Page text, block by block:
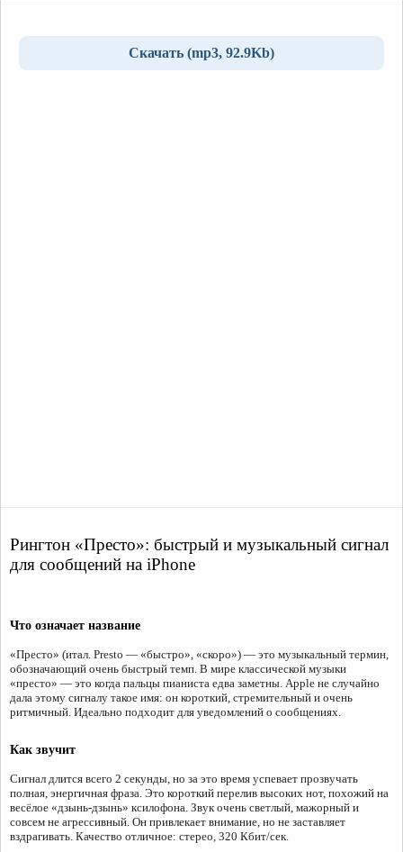
Скачать (mp3, 92.9Kb)
Рингтон «Престо»: быстрый и музыкальный сигнал
для сообщений на iPhone
Что означает название
«Престо» (итал. Presto — «быстро», «скоро») — это музыкальный термин,
обозначающий очень быстрый темп. В мире классической музыки
«престо» — это когда пальцы пианиста едва заметны. Apple не случайно
дала этому сигналу такое имя: он короткий, стремительный и очень
ритмичный. Идеально подходит для уведомлений о сообщениях.
Как звучит
Сигнал длится всего 2 секунды, но за это время успевает прозвучать
полная, энергичная фраза. Это короткий перелив высоких нот, похожий на
весёлое «дзынь-дзынь» ксилофона. Звук очень светлый, мажорный и
совсем не агрессивный. Он привлекает внимание, но не заставляет
вздрагивать. Качество отличное: стерео, 320 Кбит/сек.